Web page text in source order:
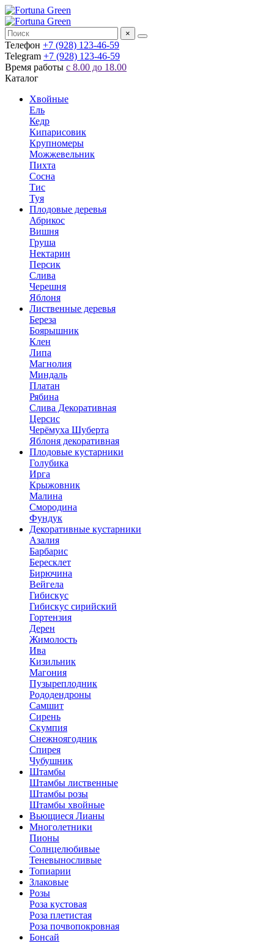
×
Телефон +7 (928) 123-46-59
Telegram +7 (928) 123-46-59
Время работы с 8.00 до 18.00
Каталог
Хвойные
Ель
Кедр
Кипарисовик
Крупномеры
Можжевельник
Пихта
Сосна
Тис
Туя
Плодовые деревья
Абрикос
Вишня
Груша
Нектарин
Персик
Слива
Черешня
Яблоня
Лиственные деревья
Береза
Боярышник
Клен
Липа
Магнолия
Миндаль
Платан
Рябина
Слива Декоративная
Церсис
Черёмуха Шуберта
Яблоня декоративная
Плодовые кустарники
Голубика
Ирга
Крыжовник
Малина
Смородина
Фундук
Декоративные кустарники
Азалия
Барбарис
Бересклет
Бирючина
Вейгела
Гибискус
Гибискус сирийский
Гортензия
Дерен
Жимолость
Ива
Кизильник
Магония
Пузыреплодник
Рододендроны
Самшит
Сирень
Скумпия
Снежноягодник
Спирея
Чубушник
Штамбы
Штамбы лиственные
Штамбы розы
Штамбы хвойные
Вьющиеся Лианы
Многолетники
Пионы
Солнцелюбивые
Теневыносливые
Топиарии
Злаковые
Розы
Роза кустовая
Роза плетистая
Роза почвопокровная
Бонсай